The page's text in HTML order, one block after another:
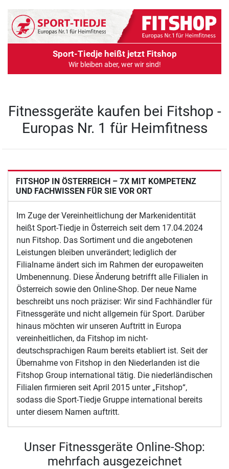
Sport-Tiedje heißt jetzt Fitshop
Wir bleiben aber, wer wir sind!
Fitnessgeräte kaufen bei Fitshop -
Europas Nr. 1 für Heimfitness
FITSHOP IN ÖSTERREICH – 7X MIT KOMPETENZ
UND FACHWISSEN FÜR SIE VOR ORT
Im Zuge der Vereinheitlichung der Markenidentität
heißt Sport-Tiedje in Österreich seit dem 17.04.2024
nun Fitshop. Das Sortiment und die angebotenen
Leistungen bleiben unverändert; lediglich der
Filialname ändert sich im Rahmen der europaweiten
Umbenennung. Diese Änderung betrifft alle Filialen in
Österreich sowie den Online-Shop. Der neue Name
beschreibt uns noch präziser: Wir sind Fachhändler für
Fitnessgeräte und nicht allgemein für Sport. Darüber
hinaus möchten wir unseren Auftritt in Europa
vereinheitlichen, da Fitshop im nicht-
deutschsprachigen Raum bereits etabliert ist. Seit der
Übernahme von Fitshop in den Niederlanden ist die
Fitshop Group international tätig. Die niederländischen
Filialen firmieren seit April 2015 unter „Fitshop“,
sodass die Sport-Tiedje Gruppe international bereits
unter diesem Namen auftritt.
Unser Fitnessgeräte Online-Shop:
mehrfach ausgezeichnet